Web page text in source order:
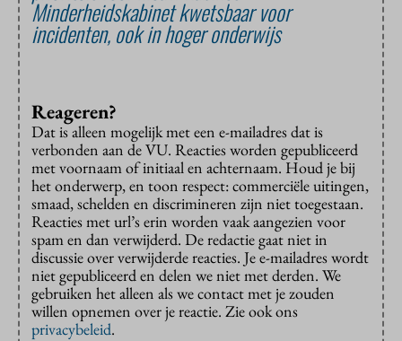
Minderheidskabinet kwetsbaar voor
incidenten, ook in hoger onderwijs
Reageren?
Dat is alleen mogelijk met een e-mailadres dat is
verbonden aan de VU. Reacties worden gepubliceerd
met voornaam of initiaal en achternaam. Houd je bij
het onderwerp, en toon respect: commerciële uitingen,
smaad, schelden en discrimineren zijn niet toegestaan.
Reacties met url’s erin worden vaak aangezien voor
spam en dan verwijderd. De redactie gaat niet in
discussie over verwijderde reacties. Je e-mailadres wordt
niet gepubliceerd en delen we niet met derden. We
gebruiken het alleen als we contact met je zouden
willen opnemen over je reactie. Zie ook ons
privacybeleid.